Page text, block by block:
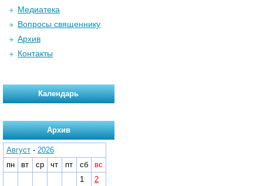
Медиатека
Вопросы священнику
Архив
Контакты
Календарь
Архив
Август - 2026
пн
вт ср чт пт сб
вс
1
2